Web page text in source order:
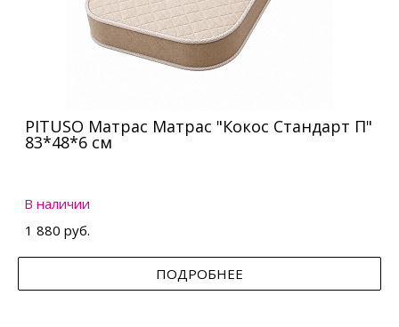
PITUSO Матрас Матрас "Кокос Стандарт П"
83*48*6 см
В наличии
1 880 руб.
ПОДРОБНЕЕ